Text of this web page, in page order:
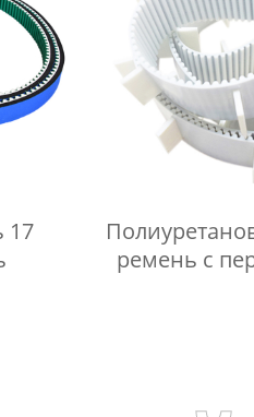
17
ремень с